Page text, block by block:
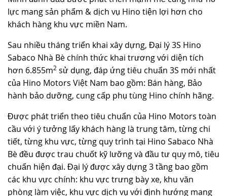
TUYỂN DỤNG
lực mang sản phẩm & dịch vụ Hino tiện lợi hơn cho
khách hàng khu vực miền Nam.
Sau nhiều tháng triển khai xây dựng, Đại lý 3S Hino
Sabaco Nhà Bè chính thức khai trương với diện tích
hơn 6.855m2 sử dụng, đáp ứng tiêu chuẩn 3S mới nhất
của Hino Motors Việt Nam bao gồm: Bán hàng, Bảo
hành bảo dưỡng, cung cấp phụ tùng Hino chính hãng.
Được phát triển theo tiêu chuẩn của Hino Motors toàn
cầu với ý tưởng lấy khách hàng là trung tâm, từng chi
tiết, từng khu vực, từng quy trình tại Hino Sabaco Nhà
Bè đều được trau chuốt kỹ lưỡng và đầu tư quy mô, tiêu
chuẩn hiện đại. Đại lý được xây dựng 3 tầng bao gồm
các khu vực chính: khu vực trưng bày xe, khu văn
phòng làm việc, khu vực dịch vụ với định hướng mang